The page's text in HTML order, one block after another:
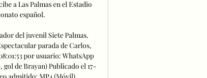
a Las Palmas en el Estadio
español.
del juvenil Siete Palmas.
parada de Carlos,
por usuario: WhatsApp
de Brayan) Publicado el 17-